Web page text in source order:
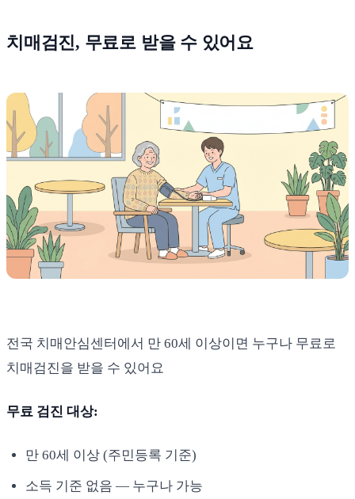
치매검진, 무료로 받을 수 있어요
전국 치매안심센터에서 만 60세 이상이면 누구나 무료로
치매검진을 받을 수 있어요
무료 검진 대상:
만 60세 이상 (주민등록 기준)
소득 기준 없음 — 누구나 가능